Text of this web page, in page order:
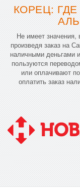
КОРЕЦ:
Не имеет значения,
произведя заказ на
наличными деньгами
пользуются
или оплачивают
оплатить заказ